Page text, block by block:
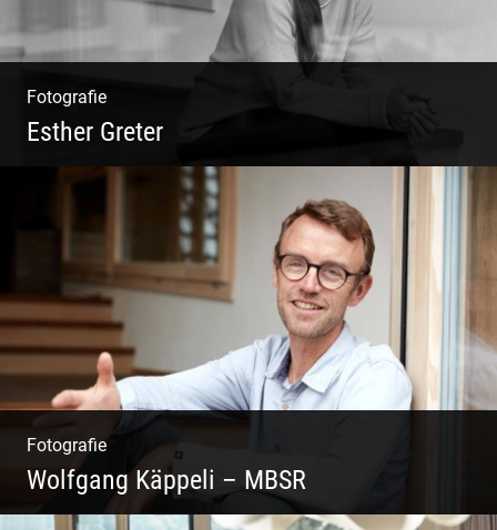
Fotografie
Esther Greter
Coaching, Frauenkreise, Trantric Yoga:
Esther Greter
Fotografie
Wolfgang Käppeli – MBSR